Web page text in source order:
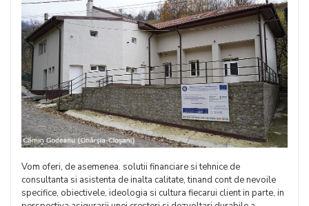
Vom oferi, de asemenea. solutii financiare si tehnice de
consultanta si asistenta de inalta calitate, tinand cont de nevoile
specifice, obiectivele, ideologia si cultura fiecarui client in parte, in